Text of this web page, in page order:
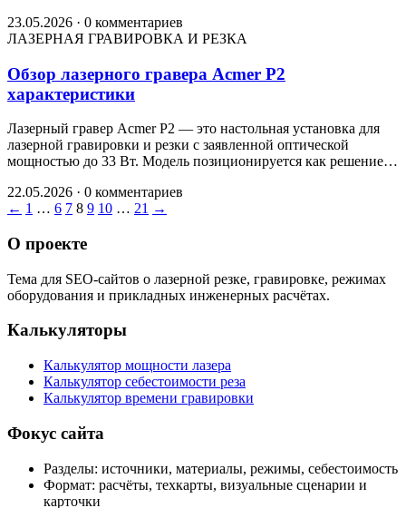
23.05.2026 · 0 комментариев
ЛАЗЕРНАЯ ГРАВИРОВКА И РЕЗКА
Обзор лазерного гравера Acmer P2
характеристики
Лазерный гравер Acmer P2 — это настольная установка для
лазерной гравировки и резки с заявленной оптической
мощностью до 33 Вт. Модель позиционируется как решение…
22.05.2026 · 0 комментариев
Пагинация
записей
← 1 … 6 7 8 9 10 … 21 →
О проекте
Тема для SEO-сайтов о лазерной резке, гравировке, режимах
оборудования и прикладных инженерных расчётах.
Калькуляторы
Калькулятор мощности лазера
Калькулятор себестоимости реза
Калькулятор времени гравировки
Фокус сайта
Разделы: источники, материалы, режимы, себестоимость
Формат: расчёты, техкарты, визуальные сценарии и
карточки